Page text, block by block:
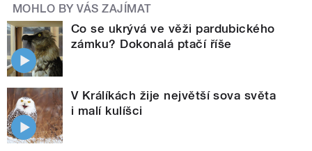
MOHLO BY VÁS ZAJÍMAT
Co se ukrývá ve věži pardubického
zámku? Dokonalá ptačí říše
V Králíkách žije největší sova světa
i malí kulíšci